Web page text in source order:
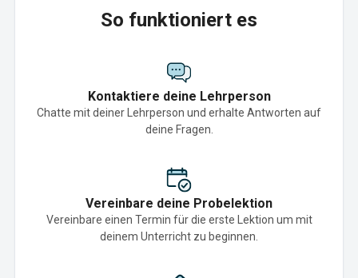
So funktioniert es
Kontaktiere deine Lehrperson
Chatte mit deiner Lehrperson und erhalte Antworten auf
deine Fragen.
Vereinbare deine Probelektion
Vereinbare einen Termin für die erste Lektion um mit
deinem Unterricht zu beginnen.